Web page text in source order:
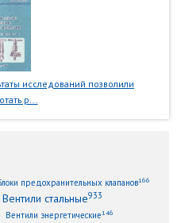
исследований позволили
р...
предохранительных клапанов166
Вентили стальные933
Вентили энергетические146